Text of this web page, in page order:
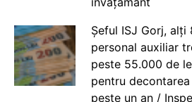
Șeful ISJ Gorj, alți
personal auxiliar
peste 55.000 de
pentru
peste un an /